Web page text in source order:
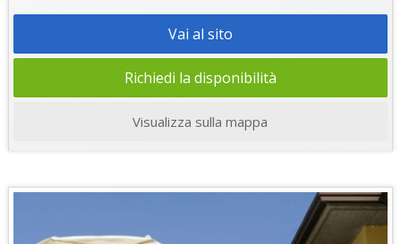
Vai al sito
Richiedi la disponibilità
Visualizza sulla mappa